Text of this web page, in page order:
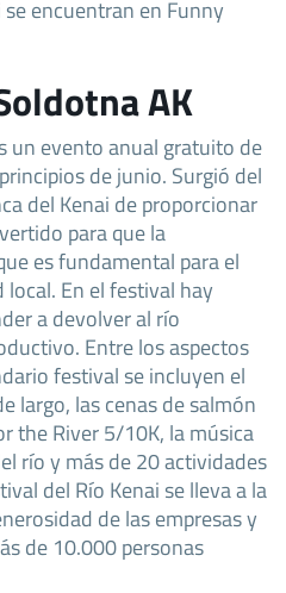
encuentran en Funny
AK
un evento anual gratuito de
de junio. Surgió del
del Kenai de proporcionar
para que la
es fundamental para el
En el festival hay
a devolver al río
Entre los aspectos
festival se incluyen el
largo, las cenas de salmón
the River 5/10K, la música
río y más de 20 actividades
del Río Kenai se lleva a la
de las empresas y
de 10.000 personas